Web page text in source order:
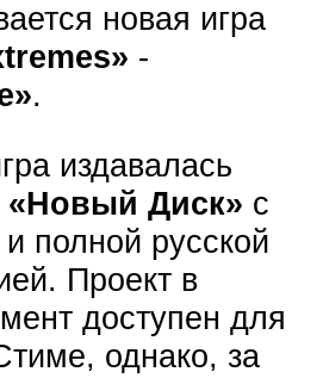
новая игра
-
.
издавалась
«Новый Диск» с
полной русской
Проект в
доступен для
однако, за